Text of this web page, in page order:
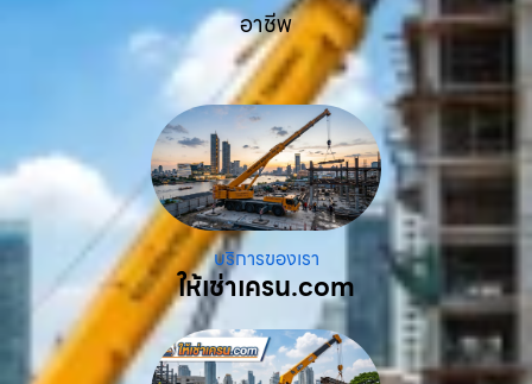
อาชีพ
บริการของเรา
ให้เช่าเครน.com